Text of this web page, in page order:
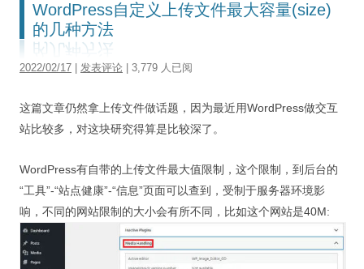
博客首页
SEO
杂项研究
关于本站
WordPress自定义上传文件最大容量(size)
的几种方法
2022/02/17 发表评论 | 3,779 人已阅
这篇文章仍然拿上传文件做话题，因为最近用WordPress做交互
站比较多，对这块研究得算是比较深了。
WordPress有自带的上传文件最大值限制，这个限制，到后台的
“工具”-“站点健康”-“信息”页面可以查到，受制于服务器环境影
响，不同的网站限制的大小会有所不同，比如这个网站是40M: